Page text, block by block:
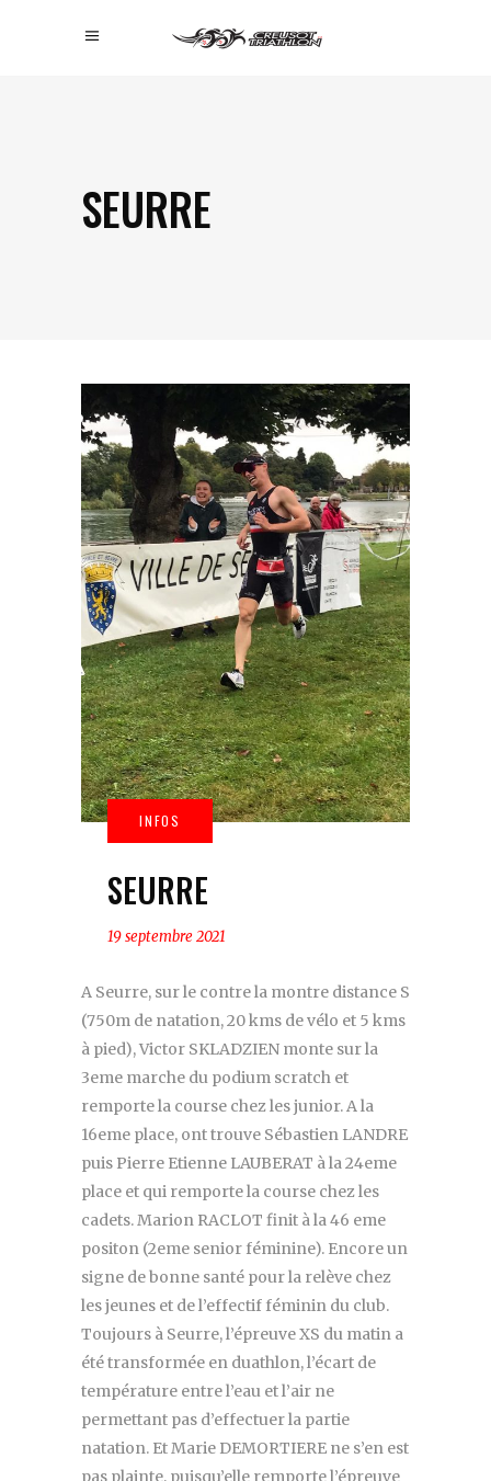
SEURRE
SEURRE
19 septembre 2021
A Seurre, sur le contre la montre distance S
(750m de natation, 20 kms de vélo et 5 kms
à pied), Victor SKLADZIEN monte sur la
3eme marche du podium scratch et
remporte la course chez les junior. A la
16eme place, ont trouve Sébastien LANDRE
puis Pierre Etienne LAUBERAT à la 24eme
place et qui remporte la course chez les
cadets. Marion RACLOT finit à la 46 eme
positon (2eme senior féminine). Encore un
signe de bonne santé pour la relève chez
les jeunes et de l’effectif féminin du club.
Toujours à Seurre, l’épreuve XS du matin a
été transformée en duathlon, l’écart de
température entre l’eau et l’air ne
permettant pas d’effectuer la partie
natation. Et Marie DEMORTIERE ne s’en est
pas plainte, puisqu’elle remporte l’épreuve